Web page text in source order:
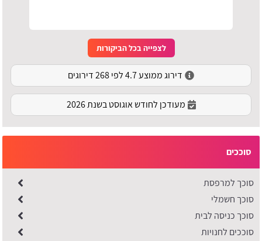
לצפייה בכל הביקורות
דירוג ממוצע 4.7 לפי 268 דירוגים
מעודכן לחודש אוגוסט בשנת 2026
סוככים
סוכך למרפסת
סוכך חשמלי
סוכך כניסה לבית
סוככים לחנויות